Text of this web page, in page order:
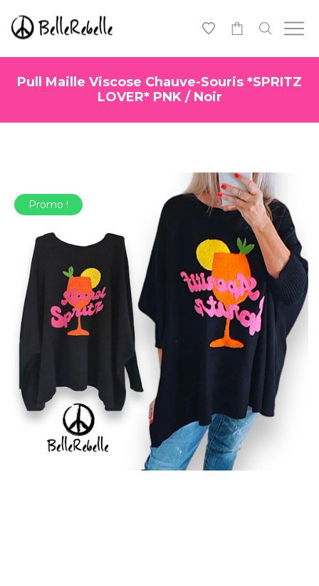
Pull Maille Viscose Chauve-Souris *SPRITZ
LOVER* PNK / Noir
Promo !